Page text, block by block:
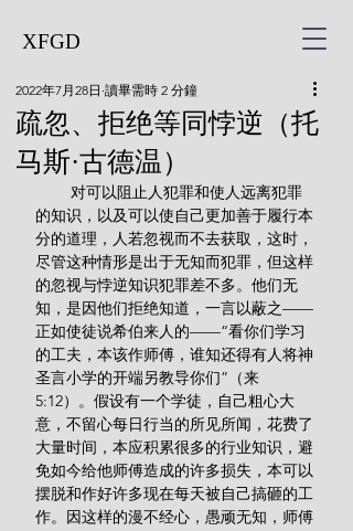
XFGD
疏忽、拒绝等同悖逆（托
马斯·古德温）
2022年7月28日 讀畢需時 2 分鐘
的知识，以及可以使自己更加善于履行本
分的道理，人若忽视而不去获取，这时，
尽管这种情形是出于无知而犯罪，但这样
的忽视与悖逆知识犯罪差不多。他们无
知，是因他们拒绝知道，一言以蔽之——
正如使徒说希伯来人的——“看你们学习
的工夫，本该作师傅，谁知还得有人将神
圣言小学的开端另教导你们”（来
5:12）。假设有一个学徒，自己粗心大
意，不留心每日行当的所见所闻，花费了
大量时间，本应积累很多的行业知识，避
免如今给他师傅造成的许多损失，本可以
摆脱和作好许多现在每天被自己搞砸的工
作。因这样的漫不经心，愚顽无知，师傅